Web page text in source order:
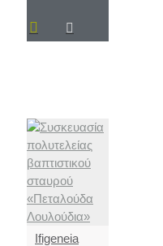
Ifigeneia